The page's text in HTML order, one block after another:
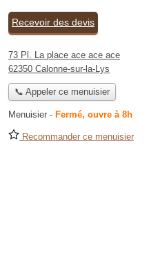
Recevoir des devis
73 Pl. La place ace ace ace
62350 Calonne-sur-la-Lys
📞 Appeler ce menuisier
Menuisier - Fermé, ouvre à 8h
Recommander ce menuisier